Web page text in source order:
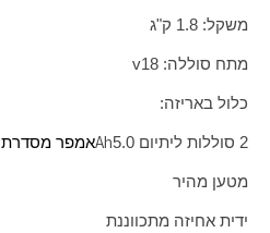
משקל: 1.8 ק"ג
מתח סוללה: 18 v
כלול באריזה:
2 סוללות ליתיום 5.0 Ahאמפר מסדרת
מטען מהיר
ידית אחיזה מתכווננת